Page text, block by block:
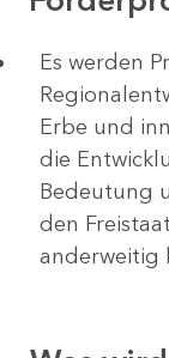
Es werden
Erbe und
die
Bedeutung
den
anderweitig